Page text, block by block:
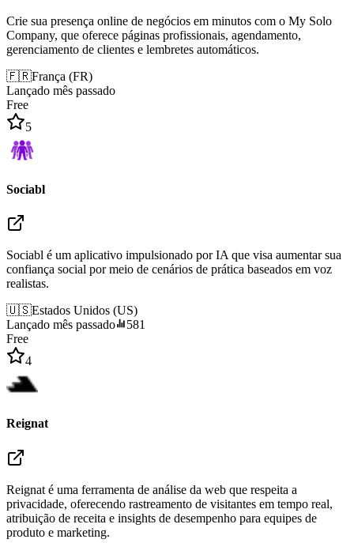
Crie sua presença online de negócios em minutos com o My Solo
Company, que oferece páginas profissionais, agendamento,
gerenciamento de clientes e lembretes automáticos.
🇫🇷França (FR)
Lançado mês passado
Free
5
Sociabl
Sociabl é um aplicativo impulsionado por IA que visa aumentar sua
confiança social por meio de cenários de prática baseados em voz
realistas.
🇺🇸Estados Unidos (US)
Lançado mês passado
581
Free
4
Reignat
Reignat é uma ferramenta de análise da web que respeita a
privacidade, oferecendo rastreamento de visitantes em tempo real,
atribuição de receita e insights de desempenho para equipes de
produto e marketing.